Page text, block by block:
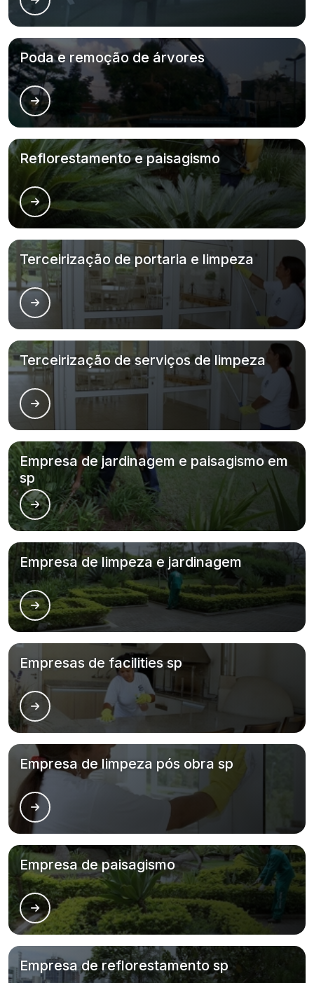
Poda e remoção de árvores
Reflorestamento e paisagismo
Terceirização de portaria e limpeza
Terceirização de serviços de limpeza
Empresa de jardinagem e paisagismo em
sp
Empresa de limpeza e jardinagem
Empresas de facilities sp
Empresa de limpeza pós obra sp
Empresa de paisagismo
Empresa de reflorestamento sp